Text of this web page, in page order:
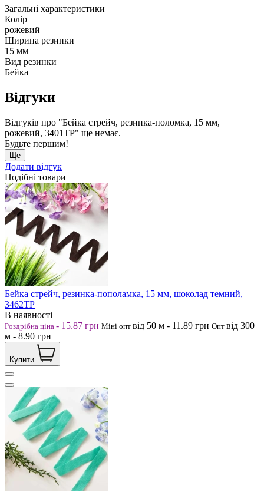
Загальні характеристики
Колір
рожевий
Ширина резинки
15 мм
Вид резинки
Бейка
Відгуки
Відгуків про "Бейка стрейч, резинка-поломка, 15 мм,
рожевий, 3401ТР" ще немає.
Будьте першим!
Ще
Додати відгук
Подібні товари
Бейка стрейч, резинка-пополамка, 15 мм, шоколад темний,
3462ТР
В наявності
Роздрібна ціна - 15.87 грн Міні опт від 50 м - 11.89 грн Опт від 300
м - 8.90 грн
Купити